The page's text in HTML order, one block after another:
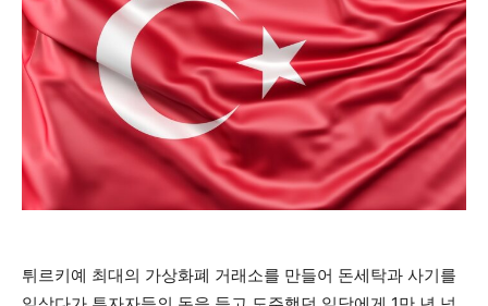
튀르키예 최대의 가상화폐 거래소를 만들어 돈세탁과 사기를